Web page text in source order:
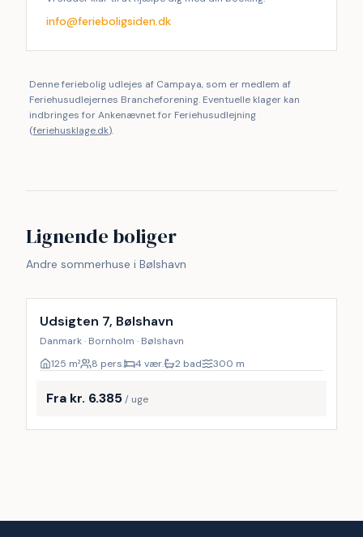
info@ferieboligsiden.dk
Denne feriebolig udlejes af Campaya, som er medlem af
Feriehusudlejernes Brancheforening. Eventuelle klager kan
indbringes for Ankenævnet for Feriehusudlejning
(feriehusklage.dk).
Lignende boliger
Andre sommerhuse i Bølshavn
Udsigten 7, Bølshavn
Danmark · Bornholm · Bølshavn
125 m² 8 pers. 4 vær. 2 bad 300 m
Fra kr. 6.385/ uge